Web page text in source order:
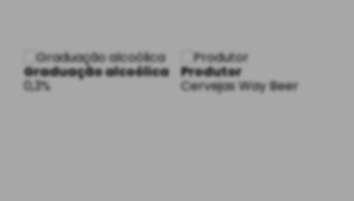
Graduação alcoólica
0,3%
Produtor
Cervejas Way Beer